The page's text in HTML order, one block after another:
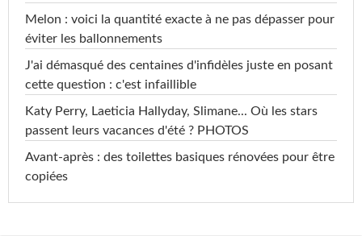
Melon : voici la quantité exacte à ne pas dépasser pour
éviter les ballonnements
J'ai démasqué des centaines d'infidèles juste en posant
cette question : c'est infaillible
Katy Perry, Laeticia Hallyday, Slimane... Où les stars
passent leurs vacances d'été ? PHOTOS
Avant-après : des toilettes basiques rénovées pour être
copiées